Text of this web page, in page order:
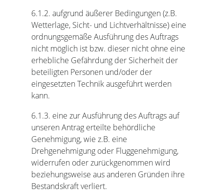
6.1.2. aufgrund äußerer Bedingungen (z.B.
Wetterlage, Sicht- und Lichtverhältnisse) eine
ordnungsgemäße Ausführung des Auftrags
nicht möglich ist bzw. dieser nicht ohne eine
erhebliche Gefährdung der Sicherheit der
beteiligten Personen und/oder der
eingesetzten Technik ausgeführt werden
kann.
6.1.3. eine zur Ausführung des Auftrags auf
unseren Antrag erteilte behördliche
Genehmigung, wie z.B. eine
Drehgenehmigung oder Fluggenehmigung,
widerrufen oder zurückgenommen wird
beziehungsweise aus anderen Gründen ihre
Bestandskraft verliert.